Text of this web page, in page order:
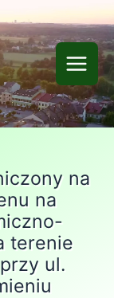
na
na
terenie
ul.